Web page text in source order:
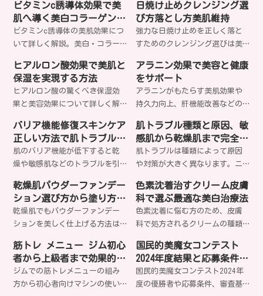
解説。自然な仕上がりで年齢を
感じさせない美肌を手に入れま
せんか？
で詳しく解説。美肌を目指す女
性におすすめの栄養素と摂取方
法をご紹介します。どのサプリ
があなたの肌質に最適なのでし
ょうか？
ビタミンc誘導体効果で美
肌へ導く美白コラーゲン促
進毛穴引き締め
ビタミンc誘導体の美肌効果につ
いて詳しく解説。美白・コラー
ど、美容に嬉しい効果を科学的
根拠と共にお伝えします。あな
たの肌悩みにビタミンc誘導体は
どう効果的でしょうか？
日焼け止めクレンジング選
び方落とし方美肌維持
強力な日焼け止めを正しく落と
すためのクレンジング選びは美
プに合わせた適切な落とし方
で、毛穴トラブルや肌荒れを防
げるのをご存知ですか？
ヒアルロン酸効果で美肌と
保湿を実現する方法
ヒアルロン酸の驚くべき保湿効
果と美容効果について詳しく解
正しい使い方、エイジングケア
効果まで、知られざる美肌の秘
密とは？
アラニン効果で美容と健康
をサポート
アラニンがもたらす美肌効果や
持久力向上、肝機能改善などの
欠かせないアミノ酸の秘密を詳
しく解説します。あなたも今日
からアラニンパワーを実感して
みませんか？
バリア機能修復スキンケア
正しい方法で肌トラブル解
決
肌のバリア機能が低下すると乾
燥や敏感肌などのトラブルを引
ア方法でバリア機能を修復し、
健やかな肌を取り戻すことは可
能でしょうか？
肌トラブル種類と原因、敏
感肌から乾燥肌まで完全解
説
肌トラブルは種類によって原因
や対策が大きく異なります。ニ
ミ・シワなど、あなたの肌悩み
に合った適切なケア方法をご存
知ですか？
乾燥肌パウダーファンデー
ション選び方から塗り方ま
で完全ガイド
乾燥肌でもパウダーファンデー
ションを美しく仕上げる方法は
クニック、崩れにくい塗り方ま
で、プロが実践する秘訣を詳し
く解説します。あなたの肌質に
合う製品は見つかるでしょう
色素沈着治すクリーム皮膚
科で選ぶ最適な美白治療法
色素沈着に悩む方のため、皮膚
科で処方されるクリームの種類
イドロキノンやトレチノインな
どの有効成分、レーザー治療、
セルフケア方法まで網羅的にご
紹介します。あなたに最適な治
筋トレ メニュー ジム初心
者から上級者まで効果的な
分割法とマシン活用
ジムでの筋トレメニューの組み
方から初心者向けマシンの使い
国民的美魔女コンテスト
2024年度結果と応募条件審
査基準特集
国民的美魔女コンテスト2024年
度の優勝者や応募条件、審査基